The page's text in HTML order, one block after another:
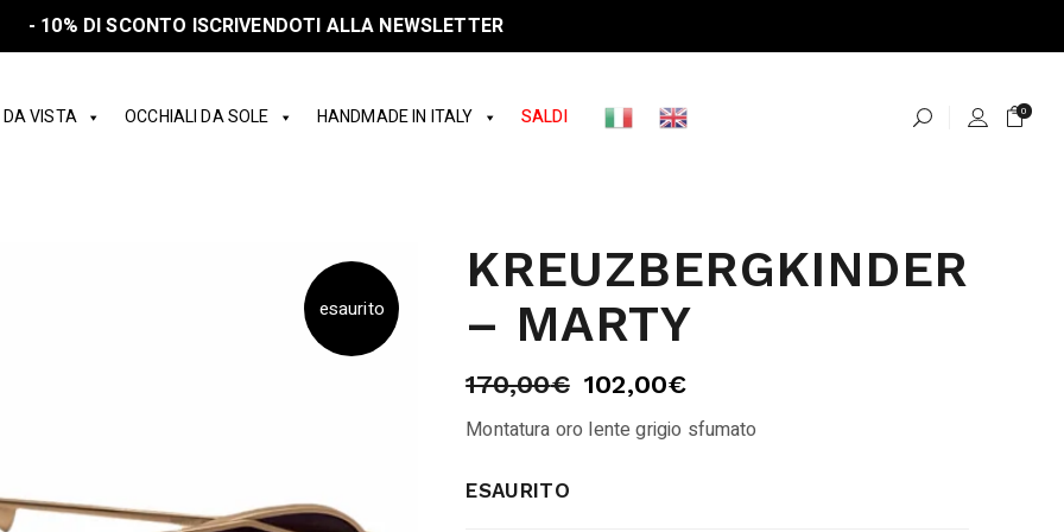
- 10% DI SCONTO ISCRIVENDOTI ALLA NEWSLETTER
VISTA OCCHIALI DA SOLE HANDMADE IN ITALY SALDI 0
esaurito
KREUZBERGKINDER
– MARTY
170,00€ 102,00€
Montatura oro lente grigio sfumato
ESAURITO